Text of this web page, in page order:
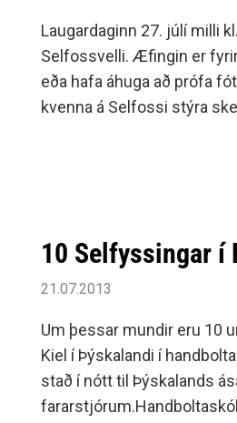
Umgengnisreglur
Laugardaginn 27. júlí milli
Selfossvelli. Æfingin er
eða hafa áhuga að prófa
kvenna á Selfossi stýra
10 Selfyssingar í
21.07.2013
Um þessar mundir eru 10
Kiel í Þýskalandi í
stað í nótt til Þýskalands